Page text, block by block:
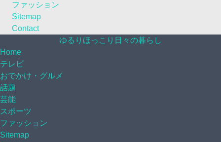
ファッション
Sitemap
Contact
ゆるりほっこり日々の暮らし
Home
テレビ
おでかけ・グルメ
話題
芸能
スポーツ
ファッション
Sitemap